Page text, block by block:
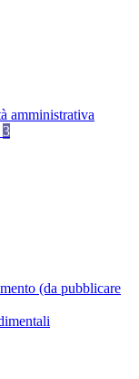
amministrativa
3
(da pubblicare